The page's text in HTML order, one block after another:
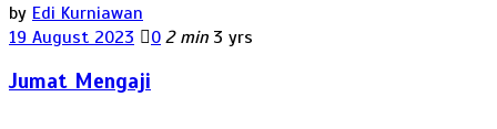
by Edi Kurniawan
19 August 2023
0 2 min 3 yrs
Jumat Mengaji